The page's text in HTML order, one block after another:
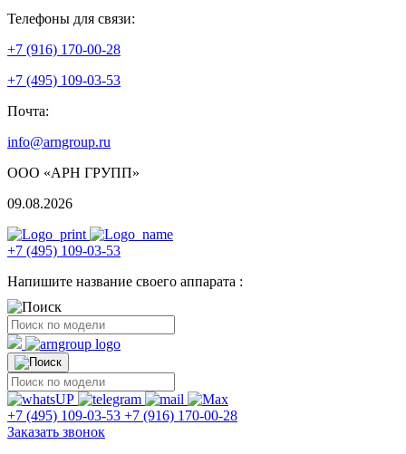
Телефоны для связи:
+7 (916) 170-00-28
+7 (495) 109-03-53
Почта:
info@arngroup.ru
ООО «АРН ГРУПП»
09.08.2026
+7 (495) 109-03-53
Напишите название своего аппарата :
+7 (495) 109-03-53 +7 (916) 170-00-28
Заказать звонок